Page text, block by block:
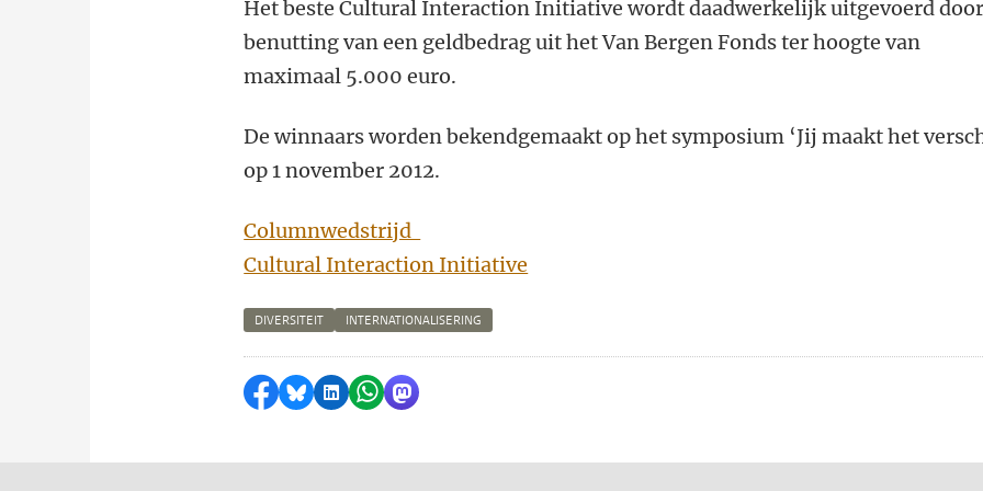
Het beste Cultural Interaction Initiative wordt daadwerkelijk uitgevoerd door
benutting van een geldbedrag uit het Van Bergen Fonds ter hoogte van
maximaal 5.000 euro.
De winnaars worden bekendgemaakt op het symposium ‘Jij maakt het
op 1 november 2012.
Columnwedstrijd
Cultural Interaction Initiative
DIVERSITEIT INTERNATIONALISERING
Delen op Facebook
Delen via Bluesky
Delen op LinkedIn
Delen via WhatsApp
Delen via Mastodon